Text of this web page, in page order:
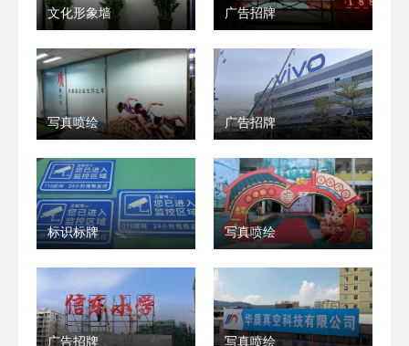
文化形象墙 广告招牌
写真喷绘 广告招牌
标识标牌 写真喷绘
广告招牌 写真喷绘